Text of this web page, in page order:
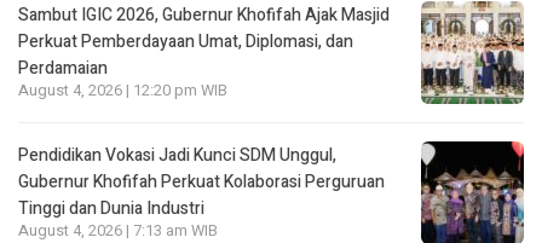
Sambut IGIC 2026, Gubernur Khofifah Ajak Masjid
Perkuat Pemberdayaan Umat, Diplomasi, dan
Perdamaian
August 4, 2026 | 12:20 pm WIB
Pendidikan Vokasi Jadi Kunci SDM Unggul,
Gubernur Khofifah Perkuat Kolaborasi Perguruan
Tinggi dan Dunia Industri
August 4, 2026 | 7:13 am WIB